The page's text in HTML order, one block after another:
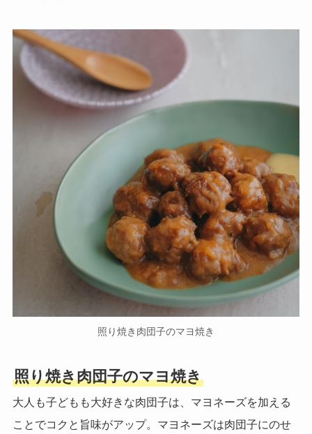
照り焼き肉団子のマヨ焼き
照り焼き肉団子のマヨ焼き
大人も子どもも大好きな肉団子は、マヨネーズを加える
ことでコクと旨味がアップ。マヨネーズは肉団子にのせ